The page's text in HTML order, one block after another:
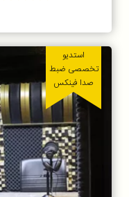
استدیو
تخصصی ضبط
صدا فینکس